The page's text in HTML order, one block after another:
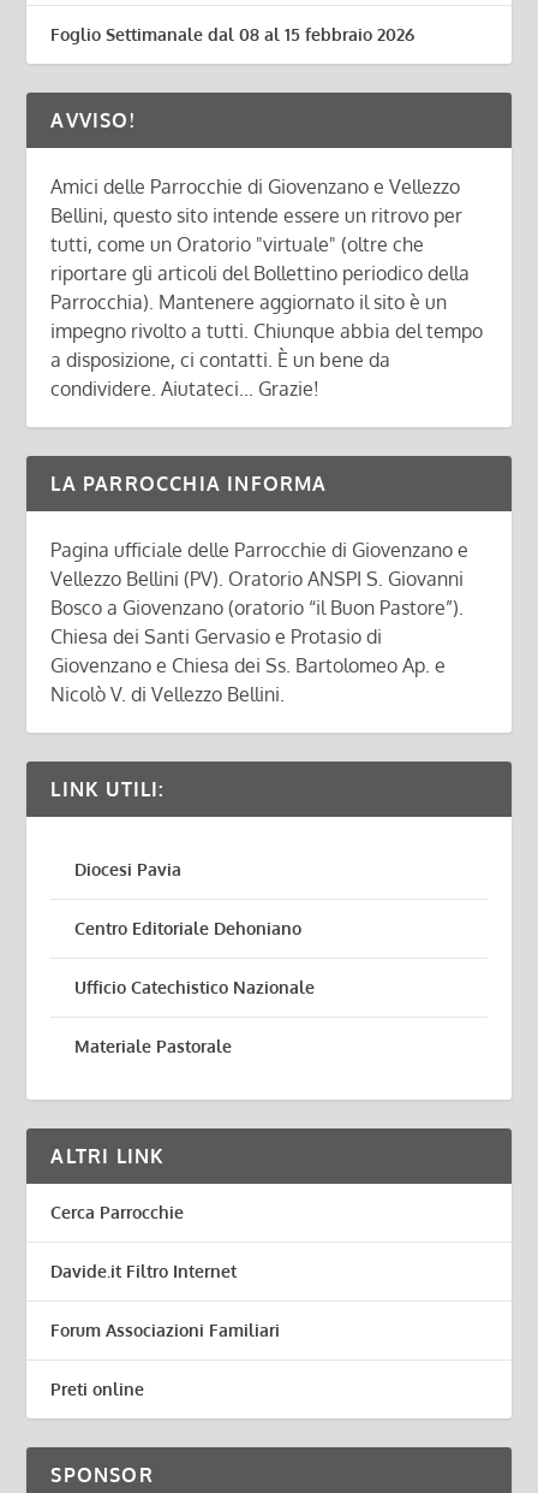
Foglio Settimanale dal 08 al 15 febbraio 2026
AVVISO!
Amici delle Parrocchie di Giovenzano e Vellezzo
Bellini, questo sito intende essere un ritrovo per
tutti, come un Oratorio "virtuale" (oltre che
riportare gli articoli del Bollettino periodico della
Parrocchia). Mantenere aggiornato il sito è un
impegno rivolto a tutti. Chiunque abbia del tempo
a disposizione, ci contatti. È un bene da
condividere. Aiutateci... Grazie!
LA PARROCCHIA INFORMA
Pagina ufficiale delle Parrocchie di Giovenzano e
Vellezzo Bellini (PV). Oratorio ANSPI S. Giovanni
Bosco a Giovenzano (oratorio “il Buon Pastore”).
Chiesa dei Santi Gervasio e Protasio di
Giovenzano e Chiesa dei Ss. Bartolomeo Ap. e
Nicolò V. di Vellezzo Bellini.
LINK UTILI:
Diocesi Pavia
Centro Editoriale Dehoniano
Ufficio Catechistico Nazionale
Materiale Pastorale
ALTRI LINK
Cerca Parrocchie
Davide.it Filtro Internet
Forum Associazioni Familiari
Preti online
SPONSOR